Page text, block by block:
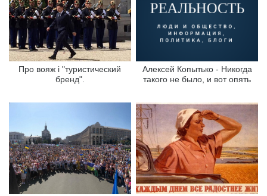
Про вояж і "туристический
бренд".
Алексей Копытько - Никогда
такого не было, и вот опять